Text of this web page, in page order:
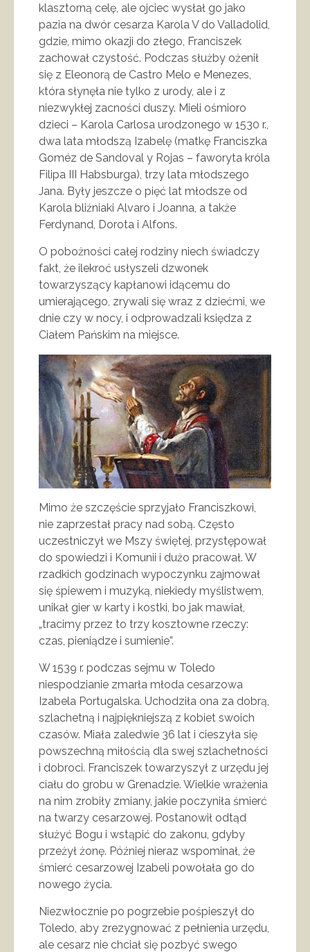
klasztorną celę, ale ojciec wysłał go jako
pazia na dwór cesarza Karola V do Valladolid,
gdzie, mimo okazji do złego, Franciszek
zachował czystość. Podczas służby ożenił
się z Eleonorą de Castro Melo e Menezes,
która słynęła nie tylko z urody, ale i z
niezwykłej zacności duszy. Mieli ośmioro
dzieci – Karola Carlosa urodzonego w 1530 r.,
dwa lata młodszą Izabelę (matkę Franciszka
Goméz de Sandoval y Rojas – faworyta króla
Filipa III Habsburga), trzy lata młodszego
Jana. Były jeszcze o pięć lat młodsze od
Karola bliźniaki Alvaro i Joanna, a także
Ferdynand, Dorota i Alfons.
O pobożności całej rodziny niech świadczy
fakt, że ilekroć usłyszeli dzwonek
towarzyszący kapłanowi idącemu do
umierającego, zrywali się wraz z dziećmi, we
dnie czy w nocy, i odprowadzali księdza z
Ciałem Pańskim na miejsce.
Mimo że szczęście sprzyjało Franciszkowi,
nie zaprzestał pracy nad sobą. Często
uczestniczył we Mszy świętej, przystępował
do spowiedzi i Komunii i dużo pracował. W
rzadkich godzinach wypoczynku zajmował
się śpiewem i muzyką, niekiedy myślistwem,
unikał gier w karty i kostki, bo jak mawiał,
„tracimy przez to trzy kosztowne rzeczy:
czas, pieniądze i sumienie”.
W 1539 r. podczas sejmu w Toledo
niespodzianie zmarła młoda cesarzowa
Izabela Portugalska. Uchodziła ona za dobrą,
szlachetną i najpiękniejszą z kobiet swoich
czasów. Miała zaledwie 36 lat i cieszyła się
powszechną miłością dla swej szlachetności
i dobroci. Franciszek towarzyszył z urzędu jej
ciału do grobu w Grenadzie. Wielkie wrażenia
na nim zrobiły zmiany, jakie poczyniła śmierć
na twarzy cesarzowej. Postanowił odtąd
służyć Bogu i wstąpić do zakonu, gdyby
przeżył żonę. Później nieraz wspominał, że
śmierć cesarzowej Izabeli powołała go do
nowego życia.
Niezwłocznie po pogrzebie pośpieszył do
Toledo, aby zrezygnować z pełnienia urzędu,
ale cesarz nie chciał się pozbyć swego